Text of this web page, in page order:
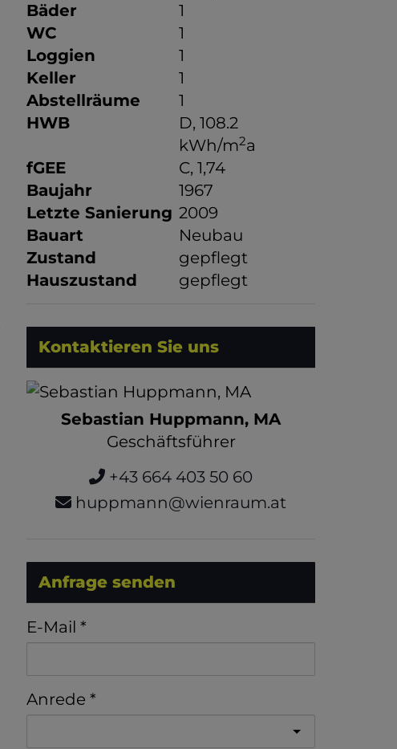
Bäder
1
WC
1
Loggien
1
Keller
1
Abstellräume
1
HWB
D, 108.2
kWh/m2a
fGEE
C, 1,74
Baujahr
1967
Letzte Sanierung 2009
Bauart
Neubau
Zustand
gepflegt
Hauszustand
gepflegt
Kontaktieren Sie uns
Sebastian Huppmann, MA
Geschäftsführer
+43 664 403 50 60
huppmann@wienraum.at
Anfrage senden
E-Mail
Anrede